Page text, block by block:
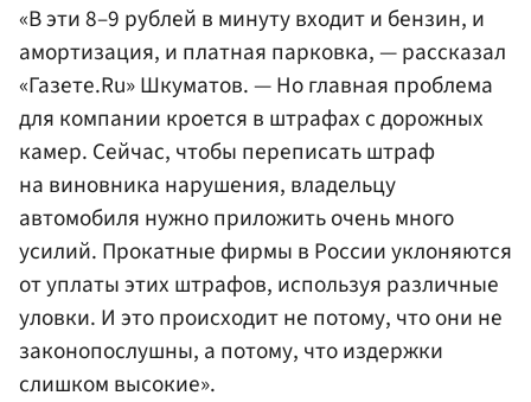
«В эти 8–9 рублей в минуту входит и бензин, и
амортизация, и платная парковка, — рассказал
«Газете.Ru» Шкуматов. — Но главная проблема
для компании кроется в штрафах с дорожных
камер. Сейчас, чтобы переписать штраф
на виновника нарушения, владельцу
автомобиля нужно приложить очень много
усилий. Прокатные фирмы в России уклоняются
от уплаты этих штрафов, используя различные
уловки. И это происходит не потому, что они не
законопослушны, а потому, что издержки
слишком высокие».